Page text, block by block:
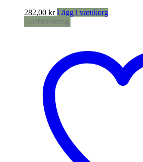
282,00 kr Lägg i varukorg
Snabbvisning